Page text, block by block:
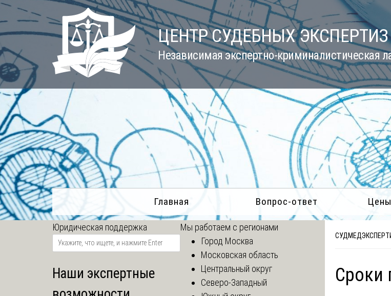
Skip
to
content
ЦЕНТР СУДЕБНЫХ ЭКСПЕРТИЗ
Независимая экспертно-криминалистическая
Главная Вопрос-ответ
Сроки
Юридическая поддержка
Наши экспертные
Мы работаем с регионами
Город Москва
Московская область
Центральный округ
Северо-Западный